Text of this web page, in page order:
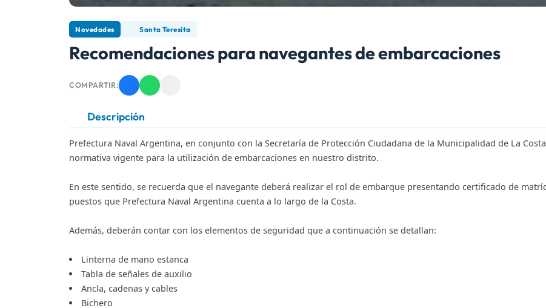
Novedades Santa Teresita
Recomendaciones para navegantes de embarcaciones
COMPARTIR:
Descripción
Prefectura Naval Argentina, en conjunto con la Secretaría de Protección Ciudadana de la Municipalidad de La
normativa vigente para la utilización de embarcaciones en nuestro distrito.
En este sentido, se recuerda que el navegante deberá realizar el rol de embarque presentando certificado de
puestos que Prefectura Naval Argentina cuenta a lo largo de la Costa.
Además, deberán contar con los elementos de seguridad que a continuación se detallan:
Linterna de mano estanca
Tabla de señales de auxilio
Ancla, cadenas y cables
Bichero